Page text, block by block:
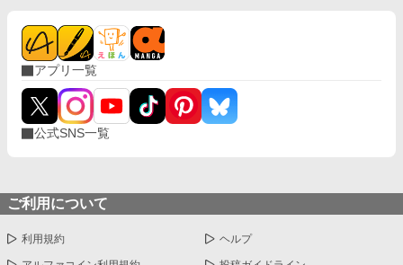
アプリ一覧
公式SNS一覧
ご利用について
利用規約 ヘルプ